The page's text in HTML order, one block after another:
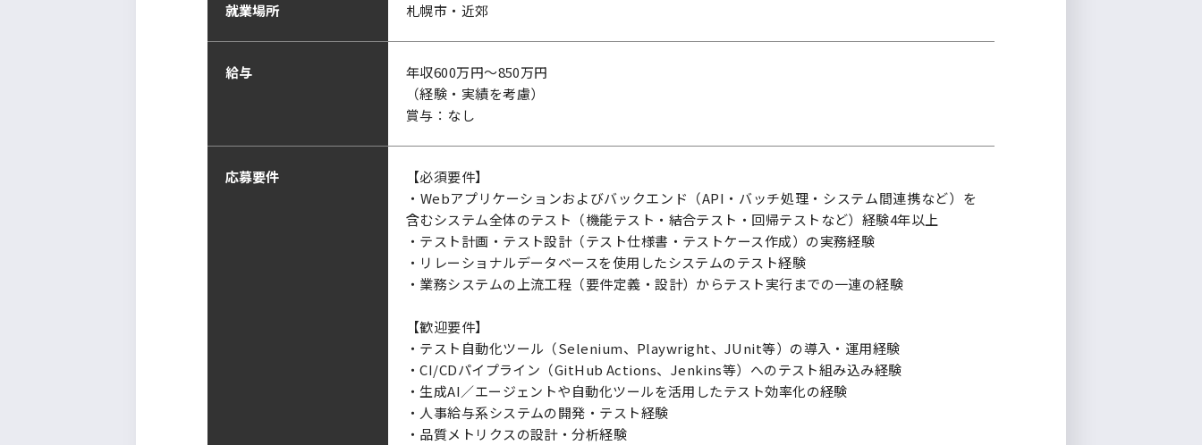
就業場所 札幌市・近郊
給与
年収600万円～850万円
（経験・実績を考慮）
賞与：なし
応募要件
【必須要件】
・Webアプリケーションおよびバックエンド（API・バッチ処理・システム間連携など）を
含むシステム全体のテスト（機能テスト・結合テスト・回帰テストなど）経験4年以上
・テスト計画・テスト設計（テスト仕様書・テストケース作成）の実務経験
・リレーショナルデータベースを使用したシステムのテスト経験
・業務システムの上流工程（要件定義・設計）からテスト実行までの一連の経験
【歓迎要件】
・テスト自動化ツール（Selenium、Playwright、JUnit等）の導入・運用経験
・CI/CDパイプライン（GitHub Actions、Jenkins等）へのテスト組み込み経験
・生成AI／エージェントや自動化ツールを活用したテスト効率化の経験
・人事給与系システムの開発・テスト経験
・品質メトリクスの設計・分析経験